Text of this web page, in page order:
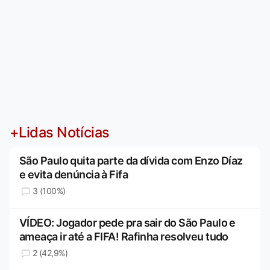
+Lidas Notícias
São Paulo quita parte da dívida com Enzo Díaz
e evita denúncia à Fifa
3 (100%)
VÍDEO: Jogador pede pra sair do São Paulo e
ameaça ir até a FIFA! Rafinha resolveu tudo
2 (42,9%)